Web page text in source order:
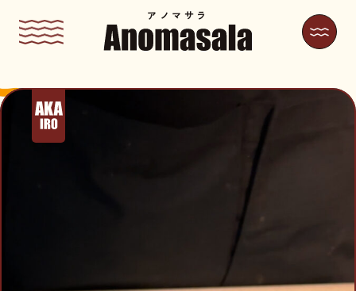
アノマサラ